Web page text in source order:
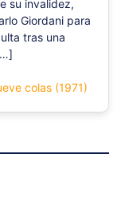
su invalidez,
Giordani para
tras una
colas (1971)